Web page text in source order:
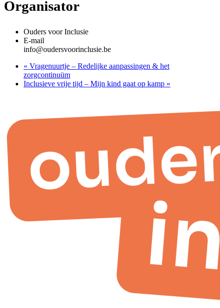
Organisator
Ouders voor Inclusie
E-mail
info@oudersvoorinclusie.be
« Vragenuurtje – Redelijke aanpassingen & het
zorgcontinuüm
Inclusieve vrije tijd – Mijn kind gaat op kamp »